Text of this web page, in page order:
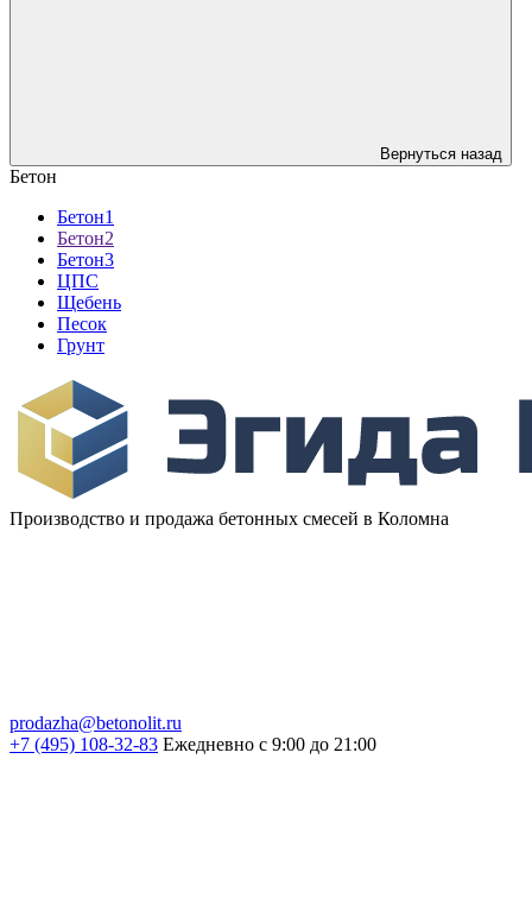
Вернуться назад
Бетон
Бетон1
Бетон2
Бетон3
ЦПС
Щебень
Песок
Грунт
Производство и продажа бетонных смесей в Коломна
prodazha@betonolit.ru
+7 (495) 108-32-83 Ежедневно с 9:00 до 21:00